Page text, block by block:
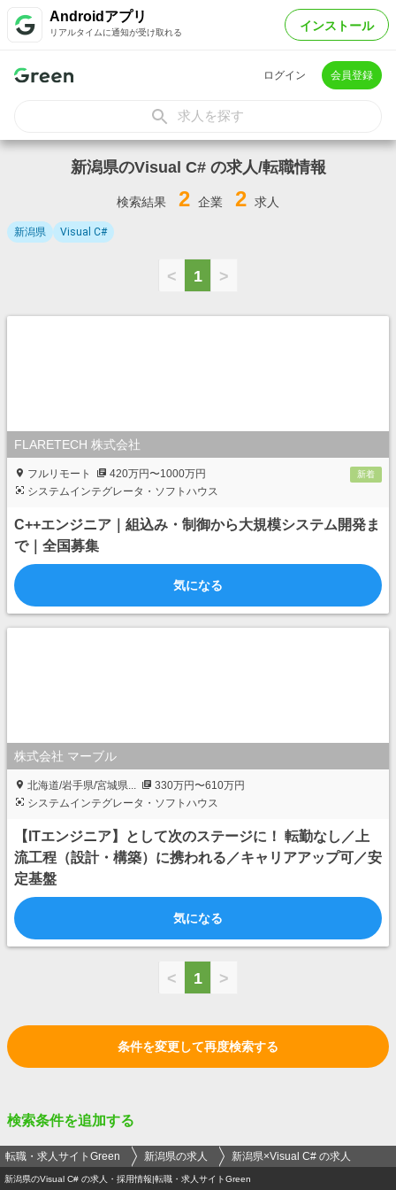
Androidアプリ
リアルタイムに通知が受け取れる インストール
ログイン 会員登録
求人を探す
新潟県のVisual C# の求人/転職情報
検索結果 2 企業 2 求人
新潟県 Visual C#
< 1 >
FLARETECH 株式会社
新着
フルリモート
420万円〜1000万円
システムインテグレータ・ソフトハウス
C++エンジニア｜組込み・制御から大規模システム開発ま
で｜全国募集
気になる
株式会社 マーブル
北海道/岩手県/宮城県...
330万円〜610万円
システムインテグレータ・ソフトハウス
【ITエンジニア】として次のステージに！ 転勤なし／上
流工程（設計・構築）に携われる／キャリアアップ可／安
定基盤
気になる
< 1 >
条件を変更して再度検索する
検索条件を追加する
転職・求人サイトGreen 新潟県の求人 新潟県×Visual C# の求人
新潟県のVisual C# の求人・採用情報|転職・求人サイトGreen